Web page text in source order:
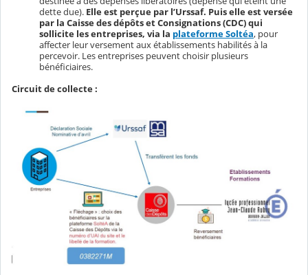
dette due). Elle est perçue par l’Urssaf. Puis elle est versée
par la Caisse des dépôts et Consignations (CDC) qui
sollicite les entreprises, via la plateforme Soltéa, pour
affecter leur versement aux établissements habilités à la
percevoir. Les entreprises peuvent choisir plusieurs
bénéficiaires.
Circuit de collecte :